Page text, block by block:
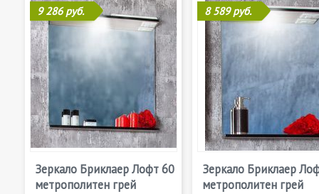
9 286 руб.
Зеркало Бриклаер Лофт 60
метрополитен грей
8 589 руб.
Зеркало Бриклаер
метрополитен грей